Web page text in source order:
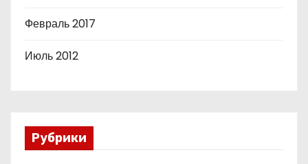
Февраль 2017
Июль 2012
Рубрики